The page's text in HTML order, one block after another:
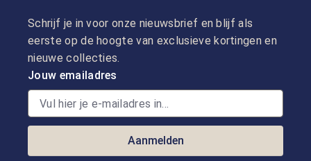
Schrijf je in voor onze nieuwsbrief en blijf als
eerste op de hoogte van exclusieve kortingen en
nieuwe collecties.
Jouw emailadres
Aanmelden